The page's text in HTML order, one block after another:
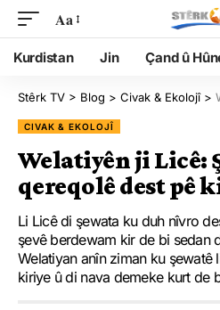
Aa
Kurdistan Jin Çand û
Stêrk TV > Blog > Civak & Ekolojî>
CIVAK & EKOLOJÎ
Welatiyên ji Licê:
qereqolê dest pê
Li Licê di şewata ku duh nîvro
şevê berdewam kir de bi sedan
Welatiyan anîn ziman ku şewatê
kiriye û di nava demeke kurt de